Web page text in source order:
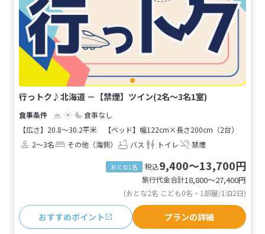
行っトク♪北海道 －【禁煙】ツイン(2名～3名1室)
食事なし
【広さ】20.8～30.2平米
【ベッド】幅122cm×長さ200cm（2台）
2～3名
その他（海側） バス トイレ 禁煙
おとな1名 税込9,400～13,700円
旅行代金合計18,800〜27,400円
(おとな2名 こども0名・1部屋/1泊2日)
おすすめポイント プランの詳細